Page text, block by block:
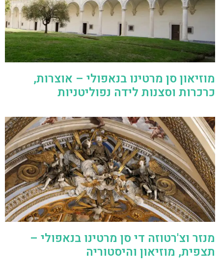
מוזיאון סן מרטינו בנאפולי – אוצרות,
כרכרות וסצנות לידה נפוליטניות
מנזר וצ'רטוזה די סן מרטינו בנאפולי –
תצפית, מוזיאון והיסטוריה